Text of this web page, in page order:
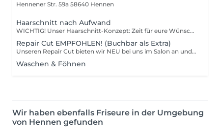
Hennener Str. 59a 58640 Hennen
Haarschnitt nach Aufwand
WICHTIG! Unser Haarschnitt-Konzept: Zeit für eure Wünsche! Da jedes Haar und jeder Look einzigartig sind, richtet sich unser Service danach, wie viel Zeit wir exklusiv für euch reservieren. Vom schnellen Auffrischen bis zur kompletten Typveränderung inklusive ausführlicher Beratung wählt ihr bei der Buchung einfach das Zeitfenster aus, das am besten zu euren Haaren und euren Plänen passt. Für den Trockenhaarschnitt gilt: Mit sauberen Haaren erscheinen!
Repair Cut EMPFOHLEN! (Buchbar als Extra)
Unseren Repair Cut bieten wir NEU bei uns im Salon an und kann einfach zum regulären Haarschnitt mit dazu gebucht werden.
Waschen & Föhnen
Wir haben ebenfalls Friseure in der Umgebung
von Hennen gefunden